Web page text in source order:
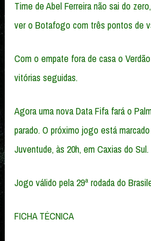
Time de Abel Ferreira não sai do
ver o Botafogo com três pontos de
Com o empate fora de casa o
vitórias seguidas.
Agora uma nova Data Fifa fará o
parado. O próximo jogo está
Juventude, às 20h, em Caxias do Sul.
Jogo válido pela 29ª rodada do
FICHA TÉCNICA